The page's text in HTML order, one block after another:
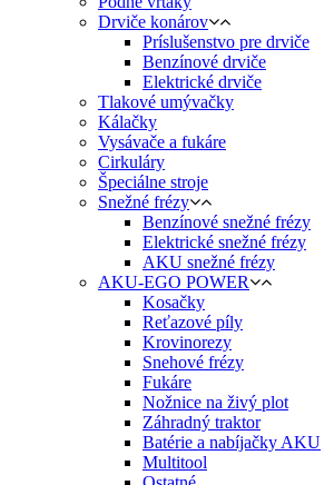
Drviče konárov
Príslušenstvo pre drviče
Benzínové drviče
Elektrické drviče
Tlakové umývačky
Kálačky
Vysávače a fukáre
Cirkuláry
Špeciálne stroje
Snežné frézy
Benzínové snežné frézy
Elektrické snežné frézy
AKU snežné frézy
AKU-EGO POWER
Kosačky
Reťazové píly
Krovinorezy
Snehové frézy
Fukáre
Nožnice na živý plot
Záhradný traktor
Batérie a nabíjačky AKU
Multitool